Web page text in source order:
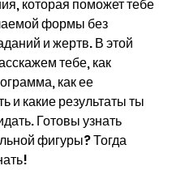
которая поможет тебе
формы без
и жертв. В этой
тебе, как
как ее
и какие результаты ты
Готовы узнать
фигуры? Тогда